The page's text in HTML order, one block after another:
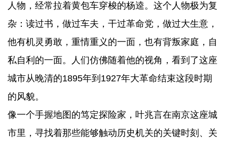
人物，经常拉着黄包车穿梭的杨逵。这个人物极为复
杂：读过书，做过车夫，干过革命党，做过大生意，
他有机灵勇敢，重情重义的一面，也有背叛家庭，自
私自利的一面。人们仿佛随着他的视角，看到了这座
城市从晚清的1895年到1927年大革命结束这段时期
的风貌。
像一个手握地图的笃定探险家，叶兆言在南京这座城
市里，寻找着那些能够触动历史机关的关键时刻、关